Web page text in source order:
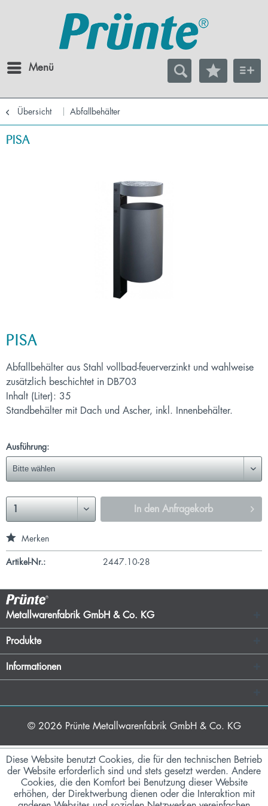
Menü
Übersicht Abfallbehälter
PISA
PISA
Abfallbehälter aus Stahl vollbad-feuerverzinkt und wahlweise
zusätzlich beschichtet in DB703
Inhalt (Liter): 35
Standbehälter mit Dach und Ascher, inkl. Innenbehälter.
Ausführung:
In den Anfragekorb
Merken
Artikel-Nr.: 2447.10-28
Metallwarenfabrik GmbH & Co. KG
Produkte
Informationen
© 2026 Prünte Metallwarenfabrik GmbH & Co. KG
Diese Website benutzt Cookies, die für den technischen Betrieb
der Website erforderlich sind und stets gesetzt werden. Andere
Cookies, die den Komfort bei Benutzung dieser Website
erhöhen, der Direktwerbung dienen oder die Interaktion mit